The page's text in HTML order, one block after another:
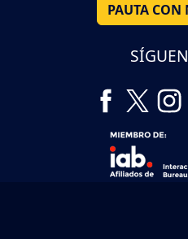
PAUTA CON